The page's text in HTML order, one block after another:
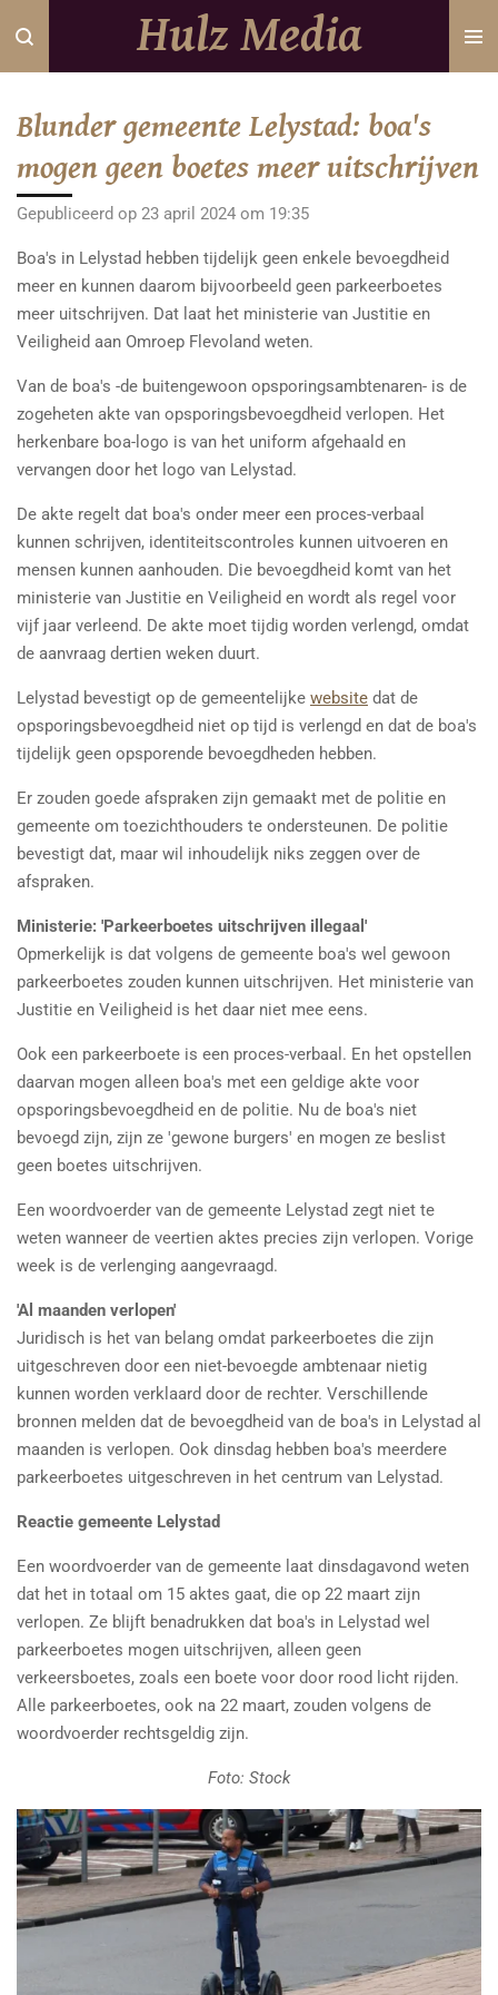
Ga
direct
hoofdinhoud
Hulz Media
Blunder gemeente Lelystad: boa's
mogen geen boetes meer uitschrijven
Gepubliceerd op 23 april 2024 om 19:35
Boa's in Lelystad hebben tijdelijk geen enkele bevoegdheid
meer en kunnen daarom bijvoorbeeld geen parkeerboetes
meer uitschrijven. Dat laat het ministerie van Justitie en
Veiligheid aan Omroep Flevoland weten.
Van de boa's -de buitengewoon opsporingsambtenaren- is de
zogeheten akte van opsporingsbevoegdheid verlopen. Het
herkenbare boa-logo is van het uniform afgehaald en
vervangen door het logo van Lelystad.
De akte regelt dat boa's onder meer een proces-verbaal
kunnen schrijven, identiteitscontroles kunnen uitvoeren en
mensen kunnen aanhouden. Die bevoegdheid komt van het
ministerie van Justitie en Veiligheid en wordt als regel voor
vijf jaar verleend. De akte moet tijdig worden verlengd, omdat
de aanvraag dertien weken duurt.
Lelystad bevestigt op de gemeentelijke website dat de
opsporingsbevoegdheid niet op tijd is verlengd en dat de boa's
tijdelijk geen opsporende bevoegdheden hebben.
Er zouden goede afspraken zijn gemaakt met de politie en
gemeente om toezichthouders te ondersteunen. De politie
bevestigt dat, maar wil inhoudelijk niks zeggen over de
afspraken.
Ministerie: 'Parkeerboetes uitschrijven illegaal'
Opmerkelijk is dat volgens de gemeente boa's wel gewoon
parkeerboetes zouden kunnen uitschrijven. Het ministerie van
Justitie en Veiligheid is het daar niet mee eens.
Ook een parkeerboete is een proces-verbaal. En het opstellen
daarvan mogen alleen boa's met een geldige akte voor
opsporingsbevoegdheid en de politie. Nu de boa's niet
bevoegd zijn, zijn ze 'gewone burgers' en mogen ze beslist
geen boetes uitschrijven.
Een woordvoerder van de gemeente Lelystad zegt niet te
weten wanneer de veertien aktes precies zijn verlopen. Vorige
week is de verlenging aangevraagd.
'Al maanden verlopen'
Juridisch is het van belang omdat parkeerboetes die zijn
uitgeschreven door een niet-bevoegde ambtenaar nietig
kunnen worden verklaard door de rechter. Verschillende
bronnen melden dat de bevoegdheid van de boa's in Lelystad al
maanden is verlopen. Ook dinsdag hebben boa's meerdere
parkeerboetes uitgeschreven in het centrum van Lelystad.
Reactie gemeente Lelystad
Een woordvoerder van de gemeente laat dinsdagavond weten
dat het in totaal om 15 aktes gaat, die op 22 maart zijn
verlopen. Ze blijft benadrukken dat boa's in Lelystad wel
parkeerboetes mogen uitschrijven, alleen geen
verkeersboetes, zoals een boete voor door rood licht rijden.
Alle parkeerboetes, ook na 22 maart, zouden volgens de
woordvoerder rechtsgeldig zijn.
Foto: Stock